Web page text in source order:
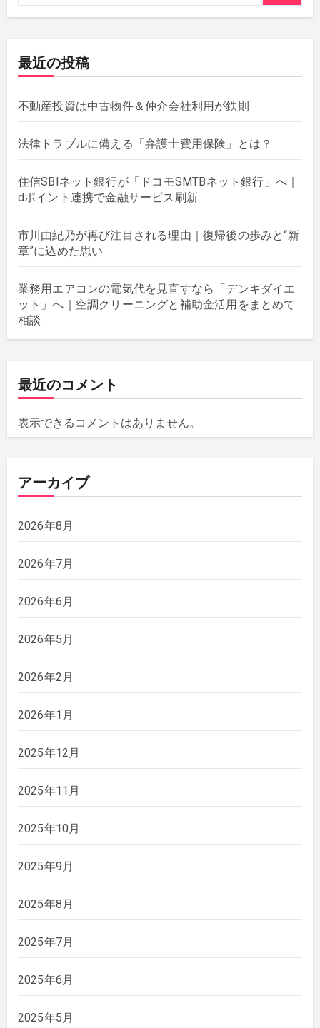
最近の投稿
不動産投資は中古物件＆仲介会社利用が鉄則
法律トラブルに備える「弁護士費用保険」とは？
住信SBIネット銀行が「ドコモSMTBネット銀行」へ｜
dポイント連携で金融サービス刷新
市川由紀乃が再び注目される理由｜復帰後の歩みと“新
章”に込めた思い
業務用エアコンの電気代を見直すなら「デンキダイエ
ット」へ｜空調クリーニングと補助金活用をまとめて
相談
最近のコメント
表示できるコメントはありません。
アーカイブ
2026年8月
2026年7月
2026年6月
2026年5月
2026年2月
2026年1月
2025年12月
2025年11月
2025年10月
2025年9月
2025年8月
2025年7月
2025年6月
2025年5月